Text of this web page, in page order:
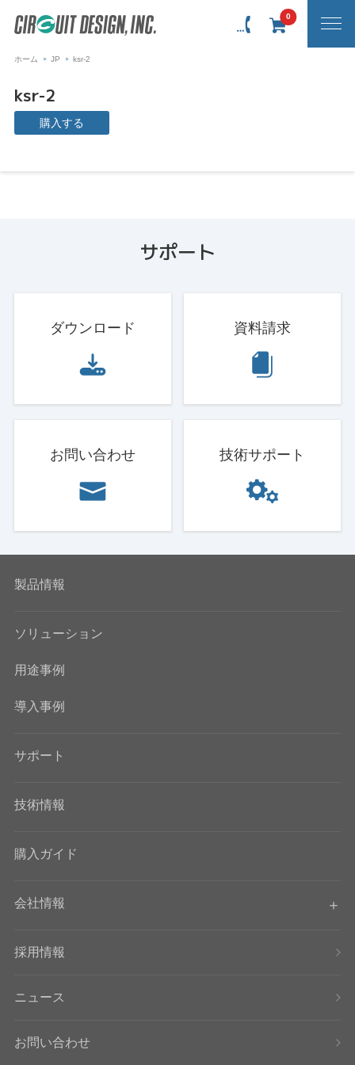
0
ホーム JP ksr-2
ksr-2
購入する
サポート
ダウンロード 資料請求
お問い合わせ 技術サポート
製品情報
ソリューション
用途事例
導入事例
サポート
技術情報
購入ガイド
会社情報
採用情報
ニュース
お問い合わせ